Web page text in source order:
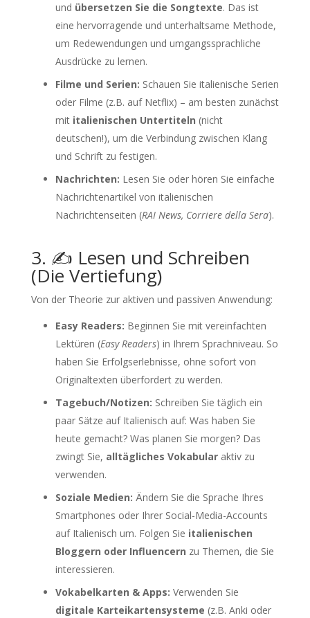
und übersetzen Sie die Songtexte. Das ist
eine hervorragende und unterhaltsame Methode,
um Redewendungen und umgangssprachliche
Ausdrücke zu lernen.
Filme und Serien: Schauen Sie italienische Serien
oder Filme (z.B. auf Netflix) – am besten zunächst
mit italienischen Untertiteln (nicht
deutschen!), um die Verbindung zwischen Klang
und Schrift zu festigen.
Nachrichten: Lesen Sie oder hören Sie einfache
Nachrichtenartikel von italienischen
Nachrichtenseiten (RAI News, Corriere della Sera).
3. ✍️ Lesen und Schreiben
(Die Vertiefung)
Von der Theorie zur aktiven und passiven Anwendung:
Easy Readers: Beginnen Sie mit vereinfachten
Lektüren (Easy Readers) in Ihrem Sprachniveau. So
haben Sie Erfolgserlebnisse, ohne sofort von
Originaltexten überfordert zu werden.
Tagebuch/Notizen: Schreiben Sie täglich ein
paar Sätze auf Italienisch auf: Was haben Sie
heute gemacht? Was planen Sie morgen? Das
zwingt Sie, alltägliches Vokabularaktiv zu
verwenden.
Soziale Medien: Ändern Sie die Sprache Ihres
Smartphones oder Ihrer Social-Media-Accounts
auf Italienisch um. Folgen Sie italienischen
Bloggern oder Influencern zu Themen, die Sie
interessieren.
Vokabelkarten & Apps: Verwenden Sie
digitale Karteikartensysteme (z.B. Anki oder